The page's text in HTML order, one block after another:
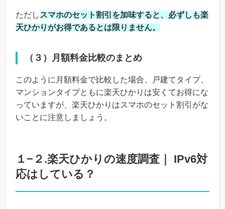
ただし スマホのセット割引を加味すると、必ずしも楽
天ひかりがお得であるとは限りません。
（３）月額料金比較のまとめ
このように月額料金で比較した場合、戸建てタイプ、
マンションタイプともに楽天ひかりは安くてお得にな
っていますが、楽天ひかりはスマホのセット割引がな
いことに注意しましょう。
１−２.楽天ひかりの速度調査｜ IPv6対
応はしている？